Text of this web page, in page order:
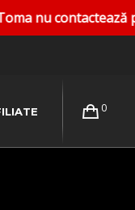
persoane în privat
0